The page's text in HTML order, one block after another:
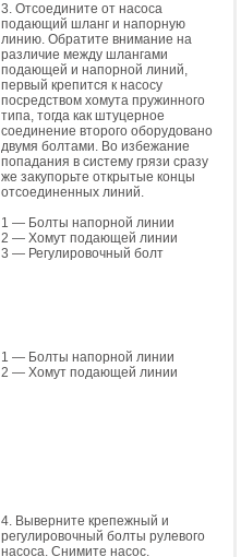
3. Отсоедините от насоса
подающий шланг и напорную
линию. Обратите внимание на
различие между шлангами
подающей и напорной линий,
первый крепится к насосу
посредством хомута пружинного
типа, тогда как штуцерное
соединение второго оборудовано
двумя болтами. Во избежание
попадания в систему грязи сразу
же закупорьте открытые концы
отсоединенных линий.
1 — Болты напорной линии
2 — Хомут подающей линии
3 — Регулировочный болт
1 — Болты напорной линии
2 — Хомут подающей линии
4. Выверните крепежный и
регулировочный болты рулевого
насоса. Снимите насос.